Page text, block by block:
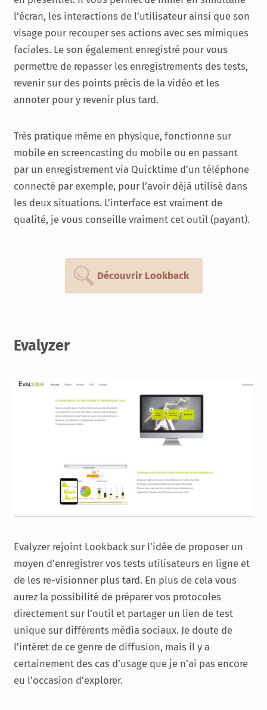
l’écran, les interactions de l’utilisateur ainsi que son
visage pour recouper ses actions avec ses mimiques
faciales. Le son également enregistré pour vous
permettre de repasser les enregistrements des tests,
revenir sur des points précis de la vidéo et les
annoter pour y revenir plus tard.
Très pratique même en physique, fonctionne sur
mobile en screencasting du mobile ou en passant
par un enregistrement via Quicktime d’un téléphone
connecté par exemple, pour l’avoir déjà utilisé dans
les deux situations. L’interface est vraiment de
qualité, je vous conseille vraiment cet outil (payant).
Découvrir Lookback
Evalyzer
Evalyzer rejoint Lookback sur l’idée de proposer un
moyen d’enregistrer vos tests utilisateurs en ligne et
de les re-visionner plus tard. En plus de cela vous
aurez la possibilité de préparer vos protocoles
directement sur l’outil et partager un lien de test
unique sur différents média sociaux. Je doute de
l’intéret de ce genre de diffusion, mais il y a
certainement des cas d’usage que je n’ai pas encore
eu l’occasion d’explorer.